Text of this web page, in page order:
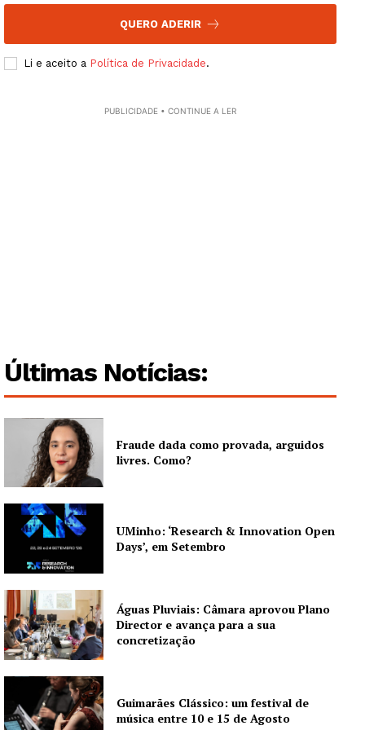
QUERO ADERIR
Li e aceito a Política de Privacidade.
PUBLICIDADE • CONTINUE A LER
Últimas Notícias:
Fraude dada como provada, arguidos
livres. Como?
UMinho: ‘Research & Innovation Open
Days’, em Setembro
Águas Pluviais: Câmara aprovou Plano
Director e avança para a sua
concretização
Guimarães Clássico: um festival de
música entre 10 e 15 de Agosto